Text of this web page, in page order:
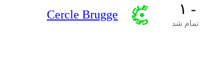
تمام شد
Cercle Brugge